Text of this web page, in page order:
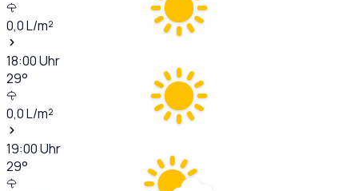
0,0L/m²
18:00Uhr
29°
0,0L/m²
19:00Uhr
29°